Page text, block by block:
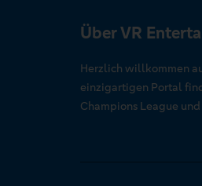
Über VR
Herzlich willkommen
einzigartigen Portal
Champions League